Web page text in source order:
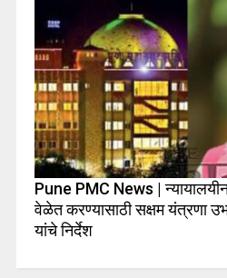
Pune PMC News |
वेळेत करण्यासाठी सक्षम यंत्रणा
यांचे निर्देश